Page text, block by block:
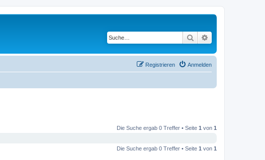
Suche
Anmelden
Registrieren
Die Suche ergab 0 Treffer • Seite 1 von 1
Die Suche ergab 0 Treffer • Seite 1 von 1